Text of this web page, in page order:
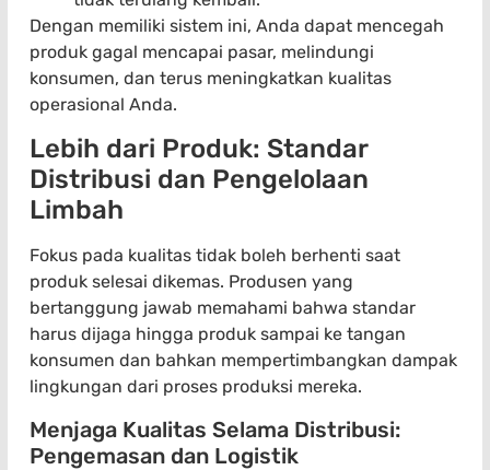
Dengan memiliki sistem ini, Anda dapat mencegah
produk gagal mencapai pasar, melindungi
konsumen, dan terus meningkatkan kualitas
operasional Anda.
Lebih dari Produk: Standar
Distribusi dan Pengelolaan
Limbah
Fokus pada kualitas tidak boleh berhenti saat
produk selesai dikemas. Produsen yang
bertanggung jawab memahami bahwa standar
harus dijaga hingga produk sampai ke tangan
konsumen dan bahkan mempertimbangkan dampak
lingkungan dari proses produksi mereka.
Menjaga Kualitas Selama Distribusi:
Pengemasan dan Logistik